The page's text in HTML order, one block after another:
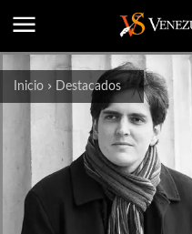
Inicio Destacados